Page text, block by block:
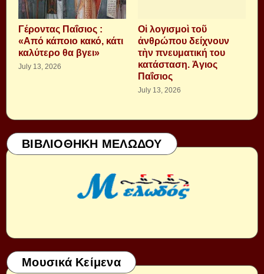
Γέροντας Παΐσιος :
«Από κάποιο κακό, κάτι
καλύτερο θα βγει»
July 13, 2026
Οἱ λογισμοὶ τοῦ
ἀνθρώπου δείχνουν
τὴν πνευματική του
κατάσταση. Ἁγιος
Παΐσιος
July 13, 2026
ΒΙΒΛΙΟΘΗΚΗ ΜΕΛΩΔΟΥ
Μουσικά Κείμενα